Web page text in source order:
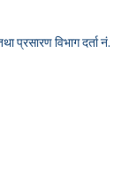
प्रसारण विभाग दर्ता नं.